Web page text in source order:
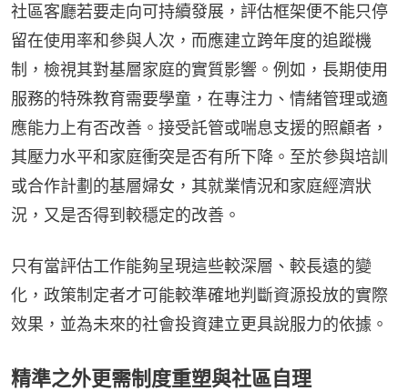
社區客廳若要走向可持續發展，評估框架便不能只停
留在使用率和參與人次，而應建立跨年度的追蹤機
制，檢視其對基層家庭的實質影響。例如，長期使用
服務的特殊教育需要學童，在專注力、情緒管理或適
應能力上有否改善。接受託管或喘息支援的照顧者，
其壓力水平和家庭衝突是否有所下降。至於參與培訓
或合作計劃的基層婦女，其就業情況和家庭經濟狀
況，又是否得到較穩定的改善。
只有當評估工作能夠呈現這些較深層、較長遠的變
化，政策制定者才可能較準確地判斷資源投放的實際
效果，並為未來的社會投資建立更具說服力的依據。
精準之外更需制度重塑與社區自理